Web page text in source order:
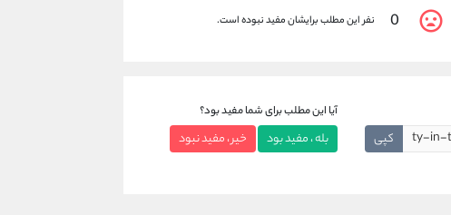
0 نفر این مطلب برایشان مفید نبوده است.
کپی
آیا این مطلب برای شما مفید بود؟
بله ، مفید بود خیر ، مفید نبود